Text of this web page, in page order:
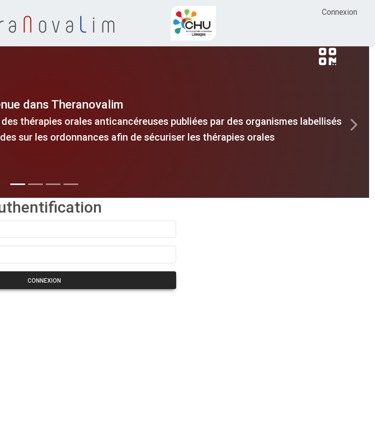
N ova L im Connexion
dans Theranovalim
thérapies orales anticancéreuses publiées par des organismes labellisés
sur les ordonnances afin de sécuriser les thérapies orales
Next
CONNEXION